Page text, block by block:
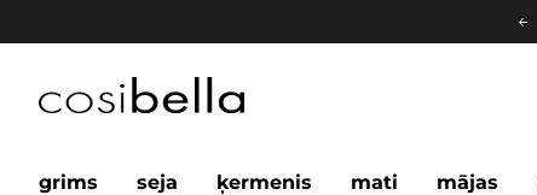
grims seja ķermenis mati mājas